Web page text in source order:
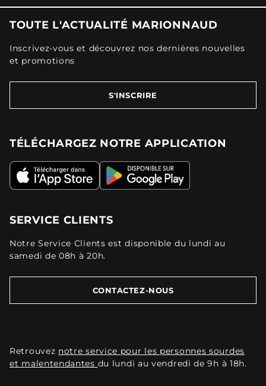
TOUTE L'ACTUALITÉ MARIONNAUD
Inscrivez-vous et découvrez nos dernières nouvelles
et promotions
S'INSCRIRE
TÉLÉCHARGEZ NOTRE APPLICATION
SERVICE CLIENTS
Notre Service Clients est disponible du lundi au
samedi de 08h à 20h.
CONTACTEZ-NOUS
Retrouvez notre service pour les personnes sourdes
et malentendantes du lundi au vendredi de 9h à 18h.